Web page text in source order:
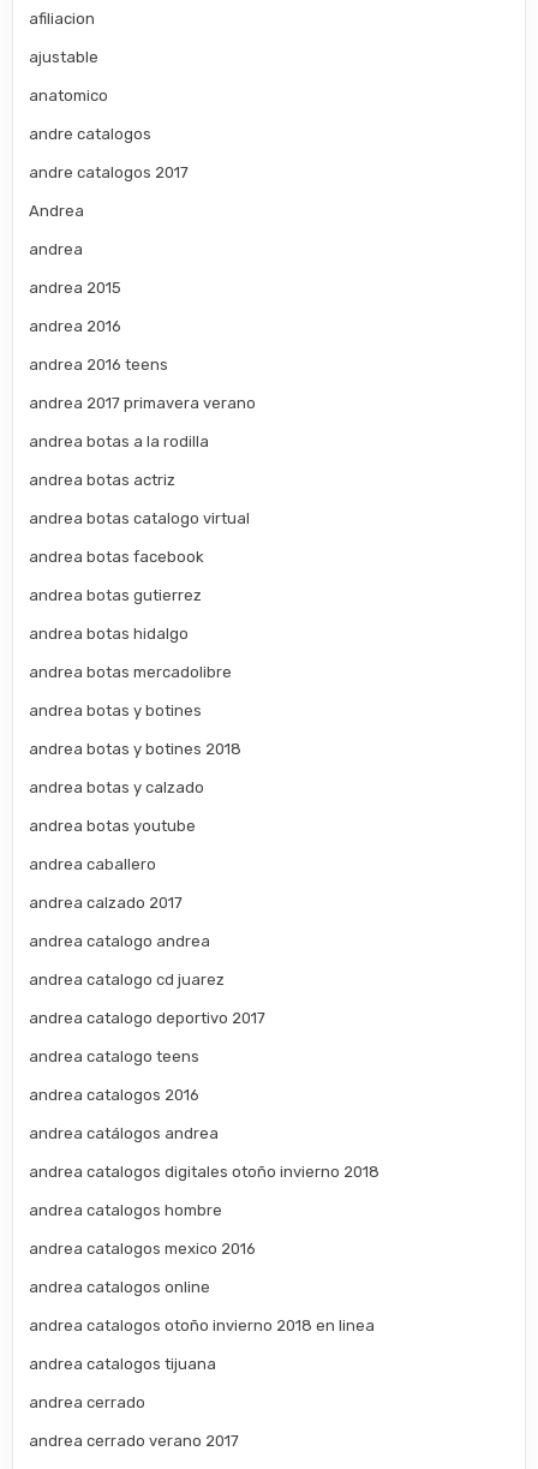
afiliacion
ajustable
anatomico
andre catalogos
andre catalogos 2017
Andrea
andrea
andrea 2015
andrea 2016
andrea 2016 teens
andrea 2017 primavera verano
andrea botas a la rodilla
andrea botas actriz
andrea botas catalogo virtual
andrea botas facebook
andrea botas gutierrez
andrea botas hidalgo
andrea botas mercadolibre
andrea botas y botines
andrea botas y botines 2018
andrea botas y calzado
andrea botas youtube
andrea caballero
andrea calzado 2017
andrea catalogo andrea
andrea catalogo cd juarez
andrea catalogo deportivo 2017
andrea catalogo teens
andrea catalogos 2016
andrea catálogos andrea
andrea catalogos digitales otoño invierno 2018
andrea catalogos hombre
andrea catalogos mexico 2016
andrea catalogos online
andrea catalogos otoño invierno 2018 en linea
andrea catalogos tijuana
andrea cerrado
andrea cerrado verano 2017